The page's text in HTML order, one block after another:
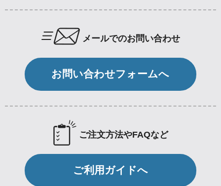
メールでのお問い合わせ
お問い合わせフォームへ
ご注文方法やFAQなど
ご利用ガイドへ